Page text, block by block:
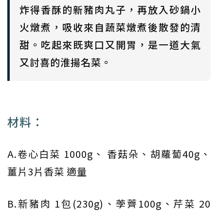
炸得香酥的新豬肉丸子，再放入砂鍋小
火燉煮，吸收來自蔬菜燉煮後散發的清
甜。吃起來既爽口又開胃，是一道大氣
又討喜的淮揚名菜。
材料：
A.卷心白菜 1000g、 香菇朵、胡蘿蔔40g、
薑片3片香菜 適量
B.新豬肉 1包(230g)、荸薺100g、芹菜 20